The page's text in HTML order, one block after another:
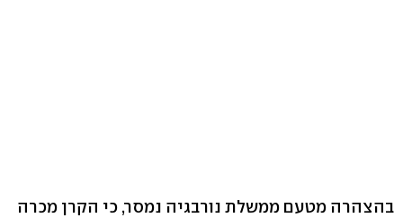
בהצהרה מטעם ממשלת נורבגיה נמסר, כי הקרן מכרה